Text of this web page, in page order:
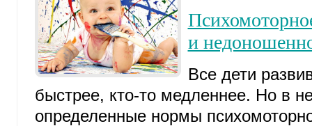
и
Все дети
быстрее, кто-то медленнее. Но в
определенные нормы